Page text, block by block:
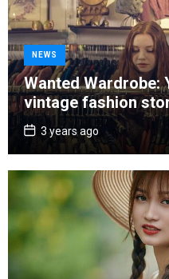
C
a
t
e
g
o
r
i
s
NEWS
Wanted Wardrobe:
vintage fashion
P
o
D
3 years ago